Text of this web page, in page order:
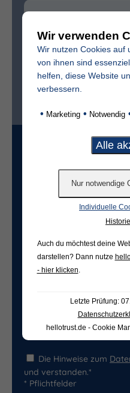
Sterbedatum
Ist der Friedhof im selben
Freifeld für evtl.
Die Hinweise zum
und verstanden.*
* Pflichtfelder
Wir verwenden
Wir nutzen Cookies auf
von ihnen sind
helfen, diese Website
verbessern.
• Marketing • Notwendig
Individuelle
Auch du möchtest deine
darstellen? Dann nutze
- hier klicken.
Letzte Prüfung:
hellotrust.de - Cookie